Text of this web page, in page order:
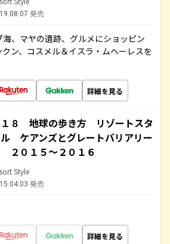
発売
、マヤの遺跡、グルメにショッピン
ン、コスメル＆イスラ・ムヘーレスを
詳細を見る
１８ 地球の歩き方 リゾートスタ
ケアンズとグレートバリアリー
２０１５～２０１６
Style
発売
詳細を見る